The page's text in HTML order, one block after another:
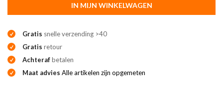
IN MIJN WINKELWAGEN
Gratis snelle verzending >40
Gratis retour
Achterafbetalen
Maat advies Alle artikelen zijn opgemeten